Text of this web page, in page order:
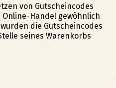
von Gutscheincodes
Handel gewöhnlich
die Gutscheincodes
seines Warenkorbs